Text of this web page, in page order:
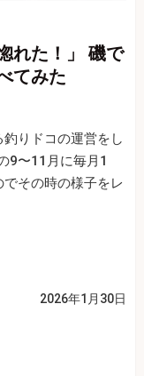
れた！」 磯で
てみた
りドコの運営をし
9〜11月に毎月1
その時の様子をレ
2026年1月30日